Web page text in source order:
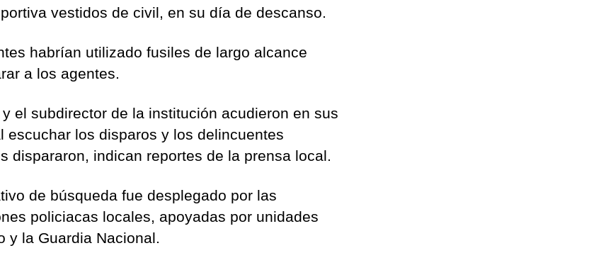
vestidos de civil, en su día de descanso.
habrían utilizado fusiles de largo alcance
a los agentes.
el subdirector de la institución acudieron en sus
escuchar los disparos y los delincuentes
dispararon, indican reportes de la prensa local.
de búsqueda fue desplegado por las
policiacas locales, apoyadas por unidades
y la Guardia Nacional.